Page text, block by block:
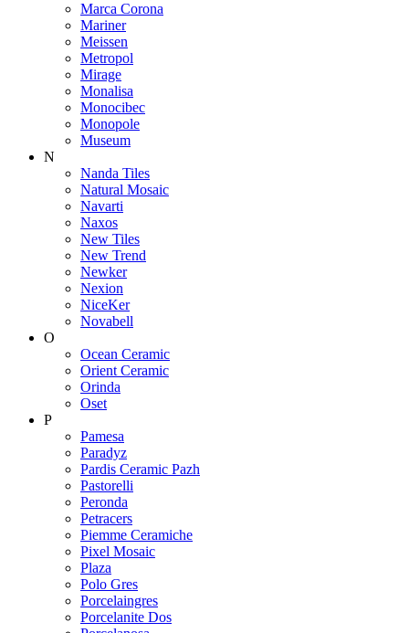
Marca Corona
Mariner
Meissen
Metropol
Mirage
Monalisa
Monocibec
Monopole
Museum
N
Nanda Tiles
Natural Mosaic
Navarti
Naxos
New Tiles
New Trend
Newker
Nexion
NiceKer
Novabell
O
Ocean Ceramic
Orient Ceramic
Orinda
Oset
P
Pamesa
Paradyz
Pardis Ceramic Pazh
Pastorelli
Peronda
Petracers
Piemme Ceramiche
Pixel Mosaic
Plaza
Polo Gres
Porcelaingres
Porcelanite Dos